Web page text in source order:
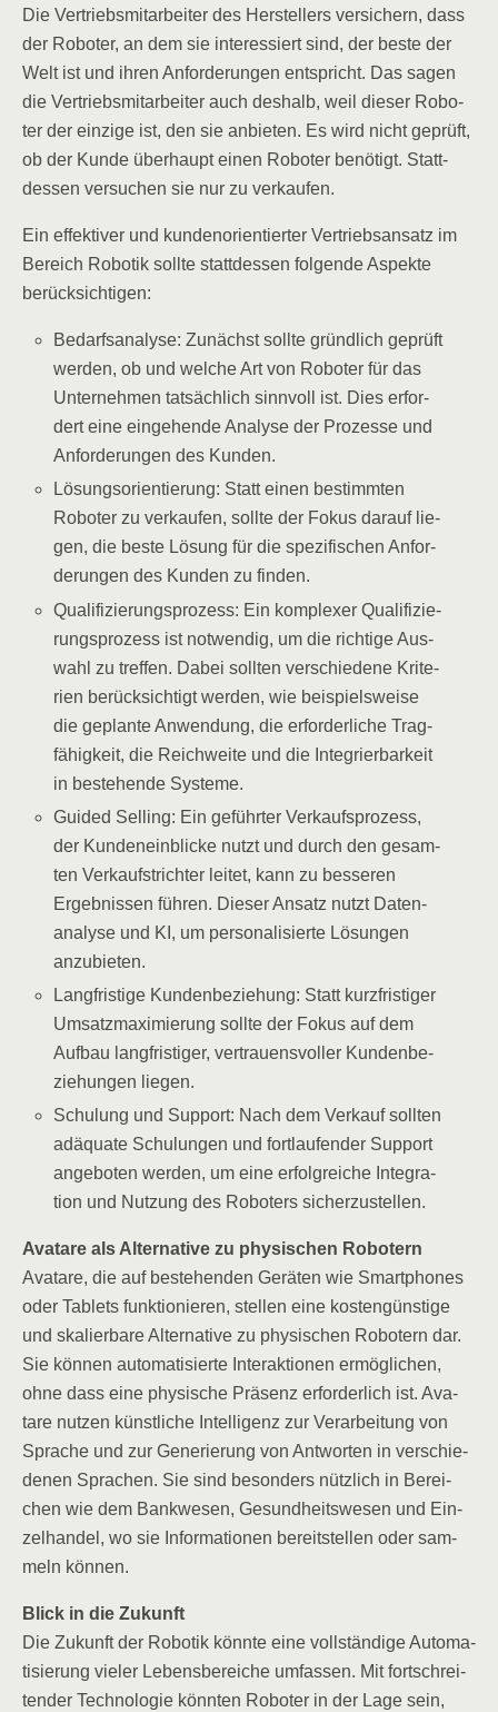
Die Ver­triebs­mit­ar­bei­ter des Her­stel­lers ver­si­chern, dass
der Robo­ter, an dem sie inter­es­siert sind, der bes­te der
Welt ist und ihren Anfor­de­run­gen ent­spricht. Das sagen
die Ver­triebs­mit­ar­bei­ter auch des­halb, weil die­ser Robo­
ter der ein­zi­ge ist, den sie anbie­ten. Es wird nicht geprüft,
ob der Kun­de über­haupt einen Robo­ter benö­tigt. Statt­
des­sen ver­su­chen sie nur zu verkaufen.
Ein effek­ti­ver und kun­den­ori­en­tier­ter Ver­triebs­an­satz im
Bereich Robo­tik soll­te statt­des­sen fol­gen­de Aspek­te
berücksichtigen:
Bedarfs­ana­ly­se: Zunächst soll­te gründ­lich geprüft
wer­den, ob und wel­che Art von Robo­ter für das
Unter­neh­men tat­säch­lich sinn­voll ist. Dies erfor­
dert eine ein­ge­hen­de Ana­ly­se der Pro­zes­se und
Anfor­de­run­gen des Kunden.
Lösungs­ori­en­tie­rung: Statt einen bestimm­ten
Robo­ter zu ver­kau­fen, soll­te der Fokus dar­auf lie­
gen, die bes­te Lösung für die spe­zi­fi­schen Anfor­
de­run­gen des Kun­den zu finden.
Qua­li­fi­zie­rungs­pro­zess: Ein kom­ple­xer Qua­li­fi­zie­
rungs­pro­zess ist not­wen­dig, um die rich­ti­ge Aus­
wahl zu tref­fen. Dabei soll­ten ver­schie­de­ne Kri­te­
ri­en berück­sich­tigt wer­den, wie bei­spiels­wei­se
die geplan­te Anwen­dung, die erfor­der­li­che Trag­
fä­hig­keit, die Reich­wei­te und die Inte­grier­bar­keit
in bestehen­de Systeme.
Gui­ded Sel­ling: Ein geführ­ter Ver­kaufs­pro­zess,
der Kun­den­ein­bli­cke nutzt und durch den gesam­
ten Ver­kaufstrich­ter lei­tet, kann zu bes­se­ren
Ergeb­nis­sen füh­ren. Die­ser Ansatz nutzt Daten­
ana­ly­se und KI, um per­so­na­li­sier­te Lösun­gen
anzubieten.
Lang­fris­ti­ge Kun­den­be­zie­hung: Statt kurz­fris­ti­ger
Umsatz­ma­xi­mie­rung soll­te der Fokus auf dem
Auf­bau lang­fris­ti­ger, ver­trau­ens­vol­ler Kun­den­be­
zie­hun­gen liegen.
Schu­lung und Sup­port: Nach dem Ver­kauf soll­ten
adäqua­te Schu­lun­gen und fort­lau­fen­der Sup­port
ange­bo­ten wer­den, um eine erfolg­rei­che Inte­gra­
ti­on und Nut­zung des Robo­ters sicherzustellen.
Ava­tare als Alter­na­ti­ve zu phy­si­schen Robotern
Ava­tare, die auf bestehen­den Gerä­ten wie Smart­phones
oder Tablets funk­tio­nie­ren, stel­len eine kos­ten­güns­ti­ge
und ska­lier­ba­re Alter­na­ti­ve zu phy­si­schen Robo­tern dar.
Sie kön­nen auto­ma­ti­sier­te Inter­ak­tio­nen ermög­li­chen,
ohne dass eine phy­si­sche Prä­senz erfor­der­lich ist. Ava­
tare nut­zen künst­li­che Intel­li­genz zur Ver­ar­bei­tung von
Spra­che und zur Gene­rie­rung von Ant­wor­ten in ver­schie­
de­nen Spra­chen. Sie sind beson­ders nütz­lich in Berei­
chen wie dem Bank­we­sen, Gesund­heits­we­sen und Ein­
zel­han­del, wo sie Infor­ma­tio­nen bereit­stel­len oder sam­
meln können.
Blick in die Zukunft
Die Zukunft der Robo­tik könn­te eine voll­stän­di­ge Auto­ma­
ti­sie­rung vie­ler Lebens­be­rei­che umfas­sen. Mit fort­schrei­
ten­der Tech­no­lo­gie könn­ten Robo­ter in der Lage sein,